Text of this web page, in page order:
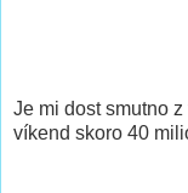
Je mi dost smutno
víkend skoro 40